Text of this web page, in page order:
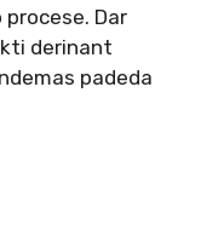
Dar
derinant
padeda